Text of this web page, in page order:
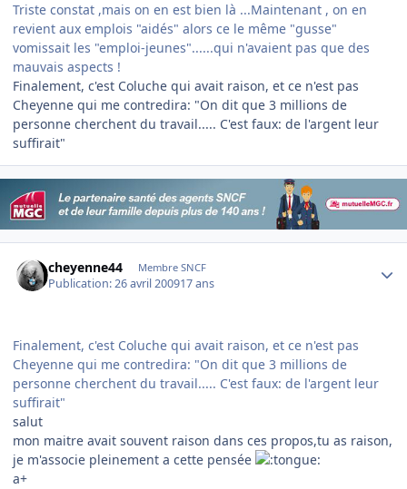
Triste constat ,mais on en est bien là ...Maintenant , on en
revient aux emplois "aidés" alors ce le même "gusse"
vomissait les "emploi-jeunes"......qui n'avaient pas que des
mauvais aspects !
Finalement, c'est Coluche qui avait raison, et ce n'est pas
Cheyenne qui me contredira: "On dit que 3 millions de
personne cherchent du travail..... C'est faux: de l'argent leur
suffirait"
cheyenne44 Membre SNCF
Publication:26 avril 200917 ans
Finalement, c'est Coluche qui avait raison, et ce n'est pas
Cheyenne qui me contredira: "On dit que 3 millions de
personne cherchent du travail..... C'est faux: de l'argent leur
suffirait"
salut
mon maitre avait souvent raison dans ces propos,tu as raison,
je m'associe pleinement a cette pensée
a+